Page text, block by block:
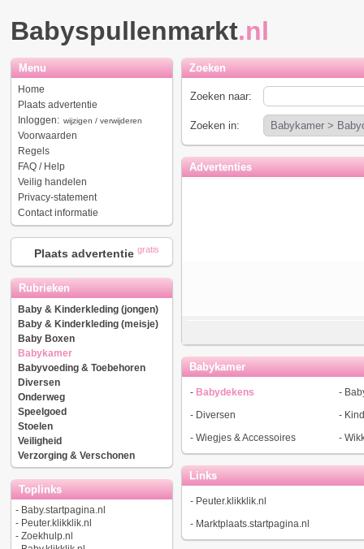
Babyspullenmarkt.nl
Menu
Home
Plaats advertentie
Inloggen: wijzigen / verwijderen
Voorwaarden
Regels
FAQ / Help
Veilig handelen
Privacy-statement
Contact informatie
Plaats advertentie gratis
Rubrieken
Baby & Kinderkleding (jongen)
Baby & Kinderkleding (meisje)
Baby Boxen
Babykamer
Babyvoeding & Toebehoren
Diversen
Onderweg
Speelgoed
Stoelen
Veiligheid
Verzorging & Verschonen
Toplinks
- Baby.startpagina.nl
- Peuter.klikklik.nl
- Zoekhulp.nl
Zoeken
Zoeken naar:
Zoeken in:
Advertenties
Babykamer
- Babydekens -
- Diversen -
- Wiegjes & Accessoires -
Links
- Peuter.klikklik.nl
- Marktplaats.startpagina.nl